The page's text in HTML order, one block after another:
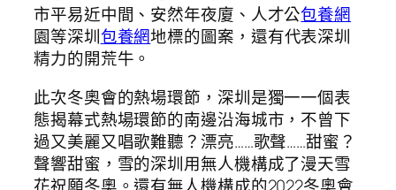
市平易近中間、安然年夜廈、人才公包養網
園等深圳包養網地標的圖案，還有代表深圳
精力的開荒牛。
此次冬奧會的熱場環節，深圳是獨一一個表
態揭幕式熱場環節的南邊沿海城市，不曾下
過又美麗又唱歌難聽？漂亮……歌聲……甜蜜？
聲響甜蜜，雪的深圳用無人機構成了漫天雪